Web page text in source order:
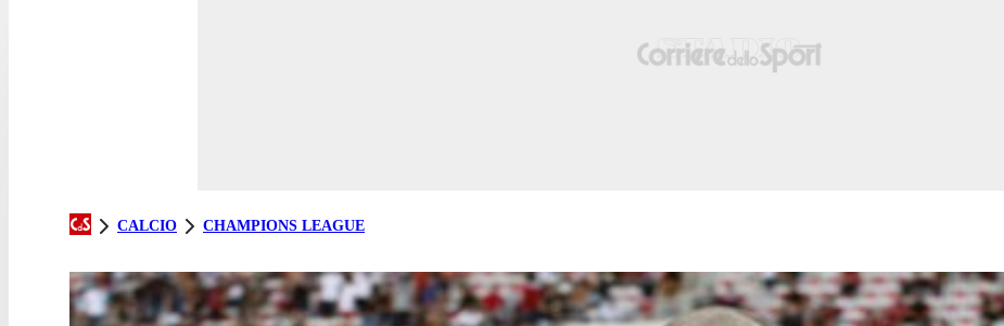
CALCIO CHAMPIONS LEAGUE